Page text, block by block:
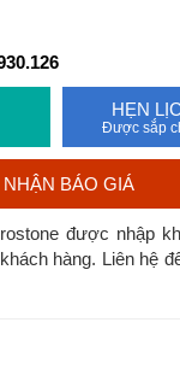
HẸN
Được sắp
BÁO GIÁ
được nhập
hàng. Liên hệ